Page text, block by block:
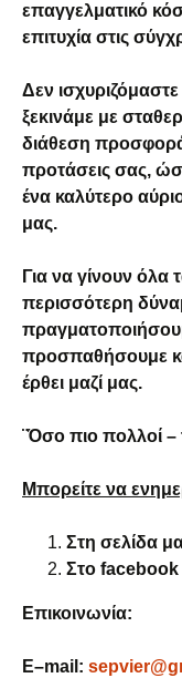
επαγγελματικό
επιτυχία στις
Δεν ισχυριζόμαστε
ξεκινάμε με
διάθεση
προτάσεις σας,
ένα καλύτερο
μας.
Για να γίνουν
περισσότερη
προσπαθήσουμε
έρθει μαζί μας.
¨Όσο πιο πολλοί –
Μπορείτε να
Στη σελίδα
Στο facebook
Επικοινωνία:
E–mail : sepvier@